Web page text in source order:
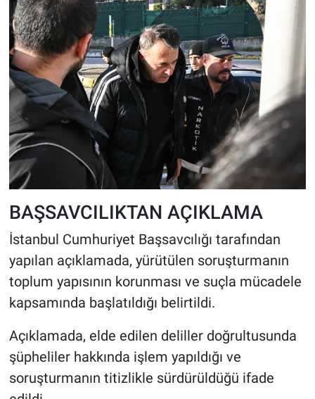
BAŞSAVCILIKTAN AÇIKLAMA
İstanbul Cumhuriyet Başsavcılığı tarafından
yapılan açıklamada, yürütülen soruşturmanın
toplum yapısının korunması ve suçla mücadele
kapsamında başlatıldığı belirtildi.
Açıklamada, elde edilen deliller doğrultusunda
şüpheliler hakkında işlem yapıldığı ve
soruşturmanın titizlikle sürdürüldüğü ifade